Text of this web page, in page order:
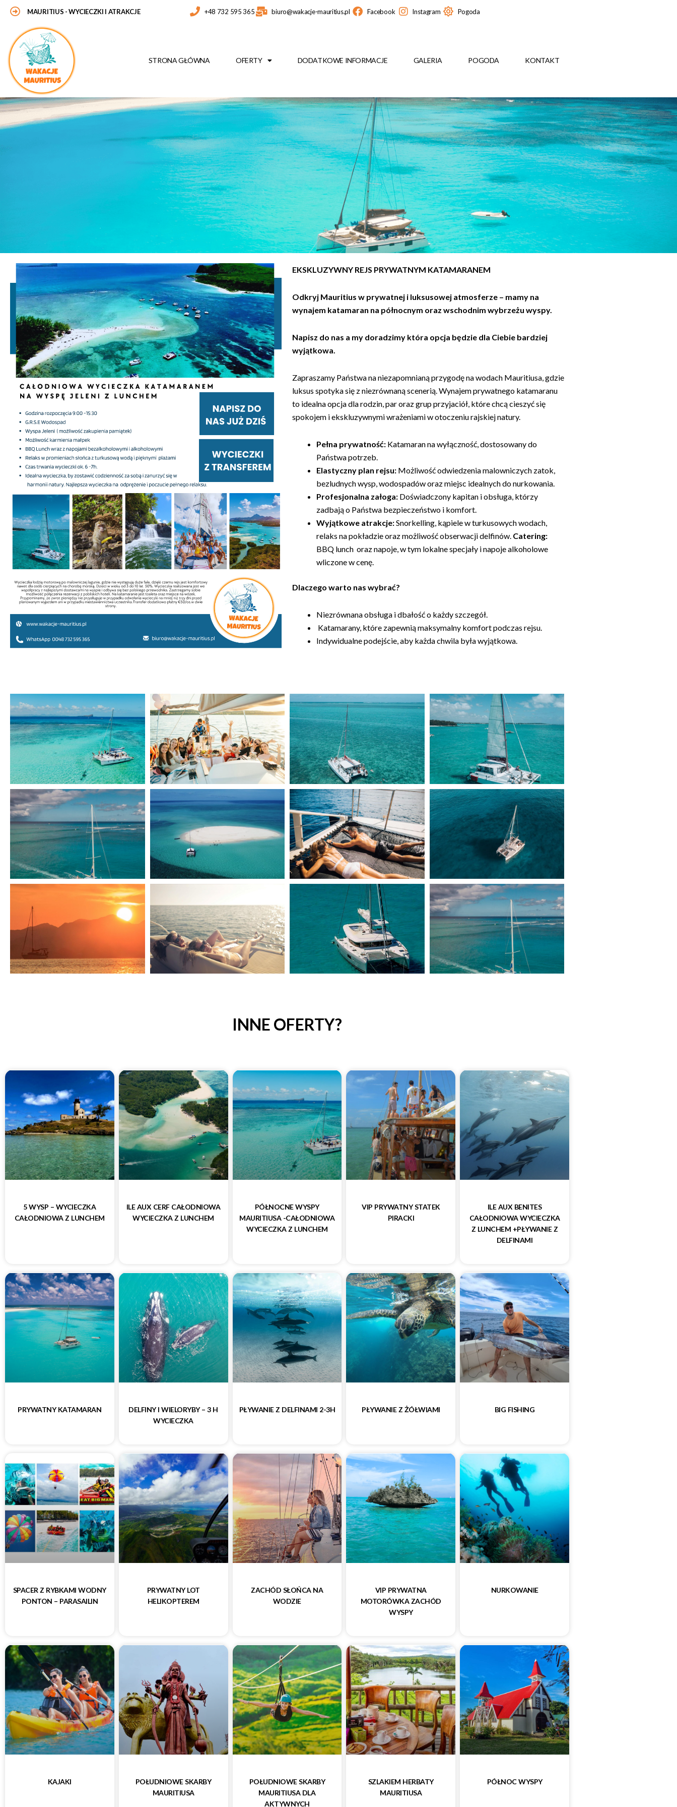
Skip
content
MAURITIUS - WYCIECZKI I ATRAKCJE +48 732 595 365 biuro@wakacje-mauritius.pl Facebook Instagram Pogoda
STRONA GŁÓWNA OFERTY DODATKOWE INFORMACJE GALERIA POGODA KONTAKT
EKSKLUZYWNY REJS PRYWATNYM KATAMARANEM
Odkryj Mauritius w prywatnej i luksusowej atmosferze – mamy na
wynajem katamaran na północnym oraz wschodnim wybrzeżu wyspy.
Napisz do nas a my doradzimy która opcja będzie dla Ciebie bardziej
wyjątkowa.
Zapraszamy Państwa na niezapomnianą przygodę na wodach Mauritiusa, gdzie
luksus spotyka się z niezrównaną scenerią. Wynajem prywatnego katamaranu
to idealna opcja dla rodzin, par oraz grup przyjaciół, które chcą cieszyć się
spokojem i ekskluzywnymi wrażeniami w otoczeniu rajskiej natury.
Pełna prywatność: Katamaran na wyłączność, dostosowany do
Państwa potrzeb.
Elastyczny plan rejsu: Możliwość odwiedzenia malowniczych zatok,
bezludnych wysp, wodospadów oraz miejsc idealnych do nurkowania.
Profesjonalna załoga: Doświadczony kapitan i obsługa, którzy
zadbają o Państwa bezpieczeństwo i komfort.
Wyjątkowe atrakcje:Snorkelling, kąpiele w turkusowych wodach,
relaks na pokładzie oraz możliwość obserwacji delfinów. Catering:
BBQ lunch oraz napoje, w tym lokalne specjały i napoje alkoholowe
wliczone w cenę.
Dlaczego warto nas wybrać?
Niezrównana obsługa i dbałość o każdy szczegół.
Katamarany, które zapewnią maksymalny komfort podczas rejsu.
Indywidualne podejście, aby każda chwila była wyjątkowa.
INNE OFERTY?
5 WYSP – WYCIECZKA
CAŁODNIOWA Z LUNCHEM
ILE AUX CERF CAŁODNIOWA
WYCIECZKA Z LUNCHEM
PÓŁNOCNE WYSPY
MAURITIUSA -CAŁODNIOWA
WYCIECZKA Z LUNCHEM
VIP PRYWATNY STATEK
PIRACKI
ILE AUX BENITES
CAŁODNIOWA WYCIECZKA
Z LUNCHEM +PŁYWANIE Z
DELFINAMI
PRYWATNY KATAMARAN
DELFINY I WIELORYBY – 3 H
WYCIECZKA
PŁYWANIE Z DELFINAMI 2-3H PŁYWANIE Z ŻÓŁWIAMI BIG FISHING
SPACER Z RYBKAMI WODNY
PONTON – PARASAILIN
PRYWATNY LOT
HELIKOPTEREM
ZACHÓD SŁOŃCA NA
WODZIE
VIP PRYWATNA
MOTORÓWKA ZACHÓD
WYSPY
NURKOWANIE
KAJAKI
POŁUDNIOWE SKARBY
MAURITIUSA
POŁUDNIOWE SKARBY
MAURITIUSA DLA
AKTYWNYCH
SZLAKIEM HERBATY
MAURITIUSA
PÓŁNOC WYSPY